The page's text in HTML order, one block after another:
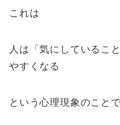
これは
人は「気にしているこ
やすくなる
という心理現象のことで